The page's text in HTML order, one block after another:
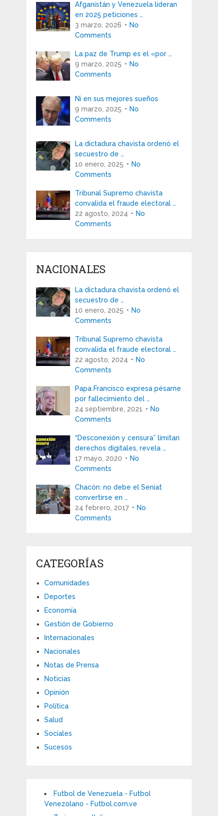
Afganistán y Venezuela lideran
en 2025 peticiones …
3 marzo, 2026
No
Comments
La paz de Trump es el «por …
9 marzo, 2025
No
Comments
Ni en sus mejores sueños
9 marzo, 2025
No
Comments
La dictadura chavista ordenó el
secuestro de …
10 enero, 2025
No
Comments
Tribunal Supremo chavista
convalida el fraude electoral …
22 agosto, 2024
No
Comments
NACIONALES
La dictadura chavista ordenó el
secuestro de …
10 enero, 2025
No
Comments
Tribunal Supremo chavista
convalida el fraude electoral …
22 agosto, 2024
No
Comments
Papa Francisco expresa pésame
por fallecimiento del …
24 septiembre, 2021
No
Comments
“Desconexión y censura” limitan
derechos digitales, revela …
17 mayo, 2020
No
Comments
Chacón: no debe el Seniat
convertirse en …
24 febrero, 2017
No
Comments
CATEGORÍAS
Comunidades
Deportes
Economía
Gestión de Gobierno
Internacionales
Nacionales
Notas de Prensa
Noticias
Opinión
Política
Salud
Sociales
Sucesos
Futbol de Venezuela - Futbol
Venezolano - Futbol.com.ve